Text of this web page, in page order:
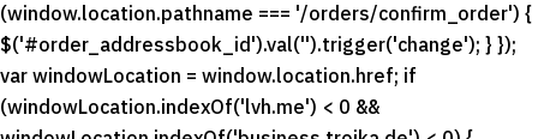
(window.location.pathname === '/orders/confirm_order') {
$('#order_addressbook_id').val('').trigger('change'); } });
var windowLocation = window.location.href; if
(windowLocation.indexOf('lvh.me') < 0 &&